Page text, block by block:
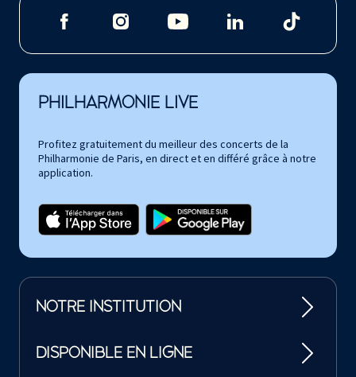
PHILHARMONIE LIVE
Profitez gratuitement du meilleur des concerts de la
Philharmonie de Paris, en direct et en différé grâce à notre
application.
NOTRE INSTITUTION
DISPONIBLE EN LIGNE